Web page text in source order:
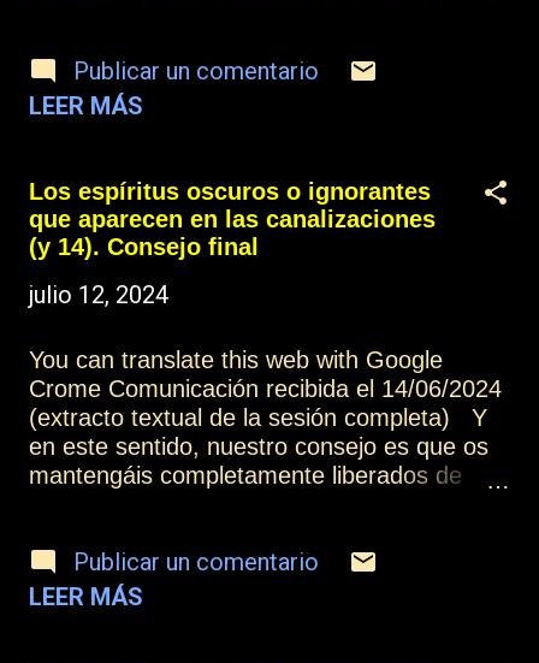
Afirmaciones posi...
evolución y, del mismo modo que el
hermano Vicente se apoya en ti para
a la inversa. Más información: Índice
Contactar o suscribirse Practicar la
mediumnidad
Publicar un comentario
LEER MÁS
Los espíritus oscuros o ignorantes
que aparecen en las canalizaciones
(y 14). Consejo final
julio 12, 2024
You can translate this web with Google
Crome Comunicación recibida el 14/06/2024
(extracto textual de la sesión completa) Y
en este sentido, nuestro consejo es que os
mantengáis completamente liberados de
que aprendáis de los buenos mensajes, de
los buenos ejemplos, de la buena
Publicar un comentario
LEER MÁS